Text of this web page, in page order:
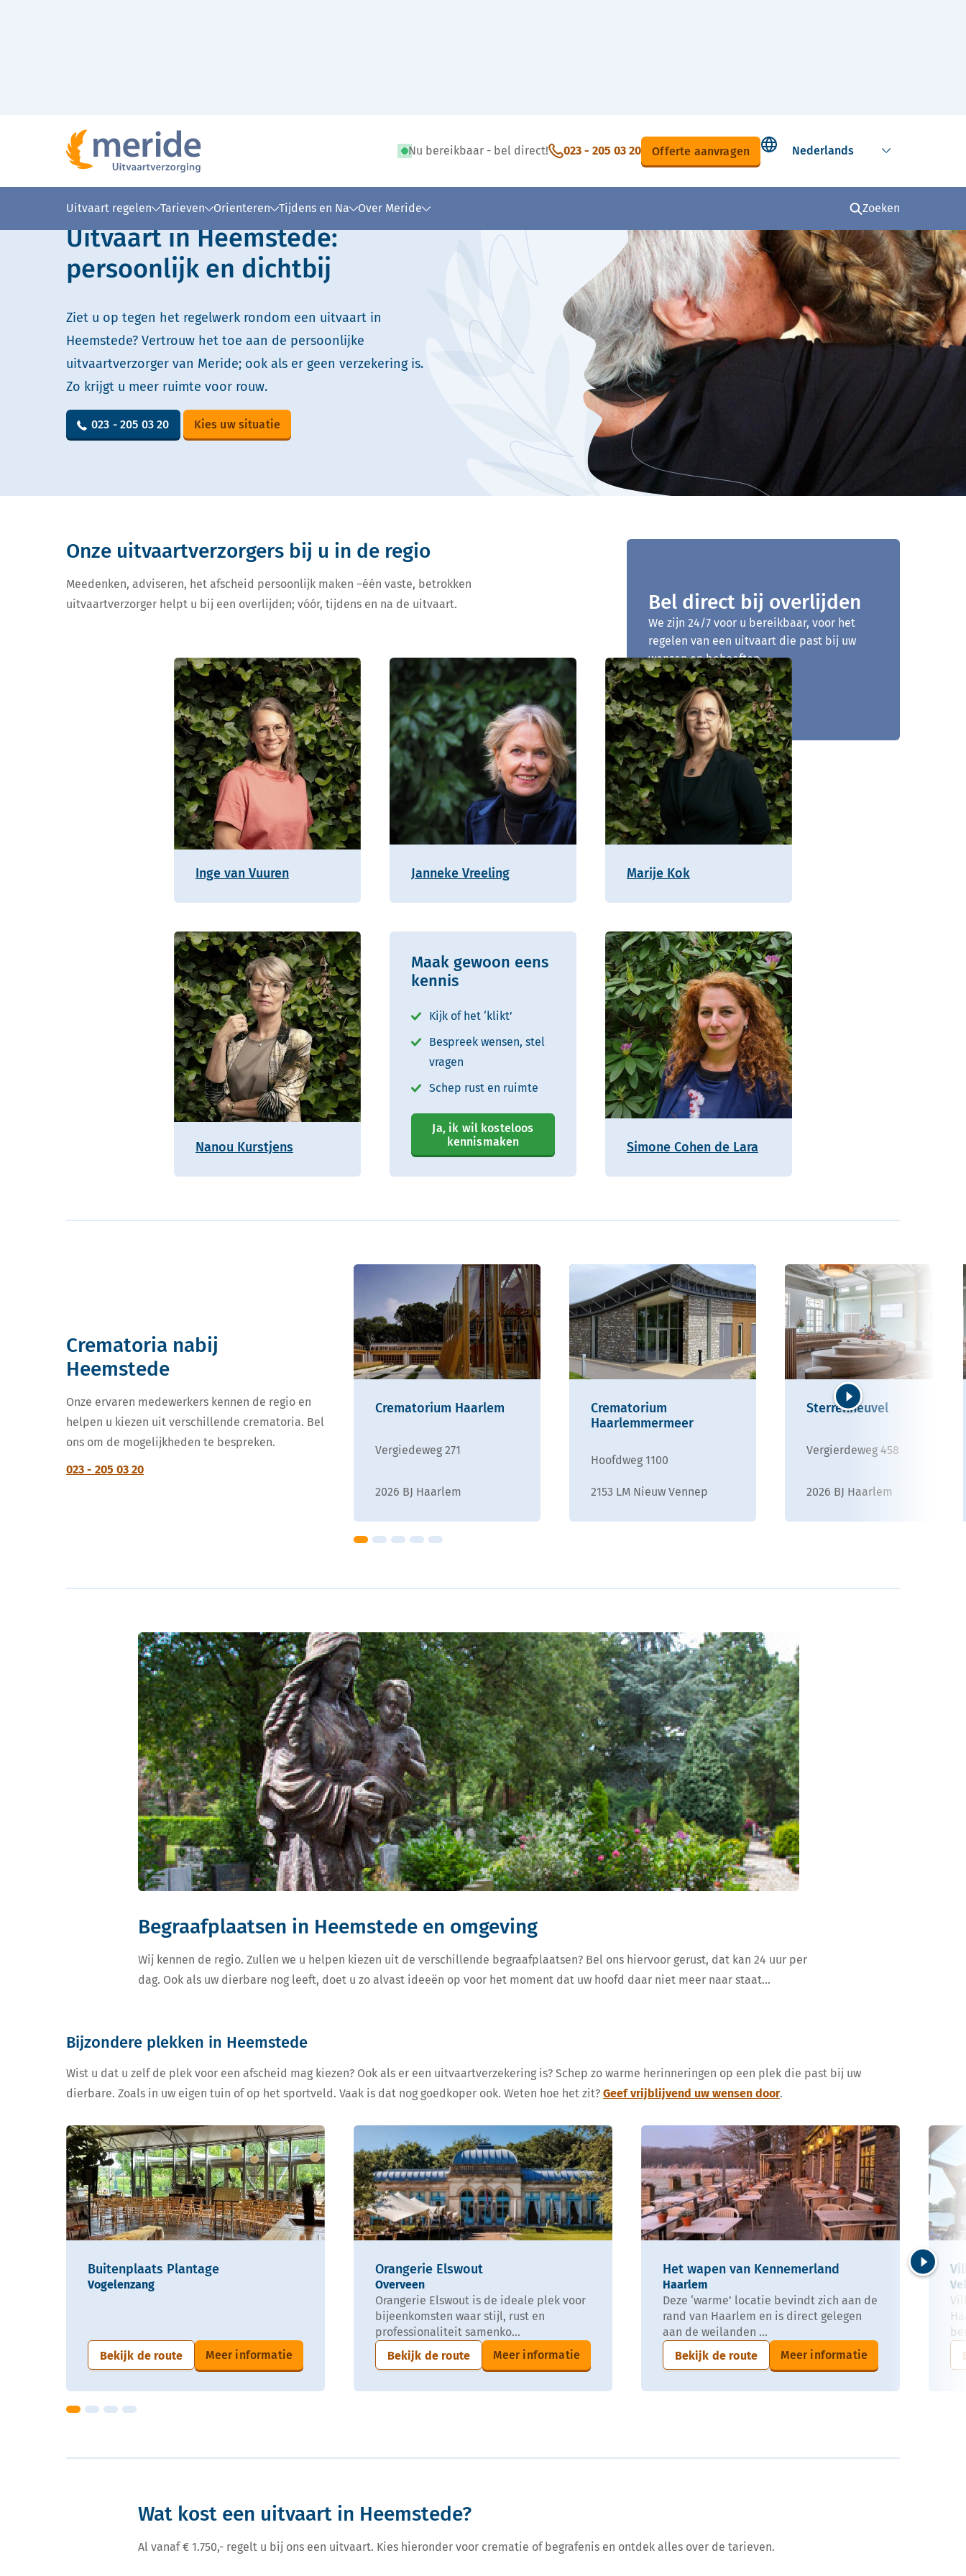
Nu bereikbaar - bel direct! 023 - 205 03 20 Offerte aanvragen
Select language
Uitvaart regelen Tarieven Orienteren Tijdens en Na Over Meride Zoeken
Lees voor Uitleg woorden Simpele tekst
Uitvaart in Heemstede:
persoonlijk en dichtbij
Ziet u op tegen het regelwerk rondom een uitvaart in
Heemstede? Vertrouw het toe aan de persoonlijke
uitvaartverzorger van Meride; ook als er geen verzekering is.
Zo krijgt u meer ruimte voor rouw.
023 - 205 03 20 Kies uw situatie
Bel direct bij overlijden
We zijn 24/7 voor u bereikbaar, voor het
regelen van een uitvaart die past bij uw
wensen en behoeften.
023 - 205 03 20
Onze uitvaartverzorgers bij u in de regio
Meedenken, adviseren, het afscheid persoonlijk maken –één vaste, betrokken
uitvaartverzorger helpt u bij een overlijden; vóór, tijdens en na de uitvaart.
Inge van Vuuren Janneke Vreeling Marije Kok
Nanou Kurstjens
Maak gewoon eens
kennis
Kijk of het ‘klikt’
Bespreek wensen, stel
vragen
Schep rust en ruimte
Ja, ik wil kosteloos
kennismaken
Simone Cohen de Lara
Crematoria nabij
Heemstede
Onze ervaren medewerkers kennen de regio en
helpen u kiezen uit verschillende crematoria. Bel
ons om de mogelijkheden te bespreken.
023 - 205 03 20
Crematorium Haarlem
Vergiedeweg 271
2026 BJ Haarlem
Crematorium
Haarlemmermeer
Hoofdweg 1100
2153 LM Nieuw Vennep
Sterrenheuvel
Vergierdeweg 458
2026 BJ Haarlem
Begraafplaatsen in Heemstede en omgeving
Wij kennen de regio. Zullen we u helpen kiezen uit de verschillende begraafplaatsen? Bel ons hiervoor gerust, dat kan 24 uur per
dag. Ook als uw dierbare nog leeft, doet u zo alvast ideeën op voor het moment dat uw hoofd daar niet meer naar staat…
Bijzondere plekken in Heemstede
Wist u dat u zelf de plek voor een afscheid mag kiezen? Ook als er een uitvaartverzekering is? Schep zo warme herinneringen op een plek die past bij uw
dierbare. Zoals in uw eigen tuin of op het sportveld. Vaak is dat nog goedkoper ook. Weten hoe het zit? Geef vrijblijvend uw wensen door.
Buitenplaats Plantage
Vogelenzang
Bekijk de route Meer informatie
Orangerie Elswout
Overveen
Orangerie Elswout is de ideale plek voor
bijeenkomsten waar stijl, rust en
professionaliteit samenko...
Bekijk de route
Meer informatie
Het wapen van Kennemerland
Haarlem
Deze ‘warme’ locatie bevindt zich aan de
rand van Haarlem en is direct gelegen
aan de weilanden ...
Bekijk de route
Meer informatie
Volgende
Wat kost een uitvaart in Heemstede?
Al vanaf € 1.750,- regelt u bij ons een uitvaart. Kies hieronder voor crematie of begrafenis en ontdek alles over de tarieven.